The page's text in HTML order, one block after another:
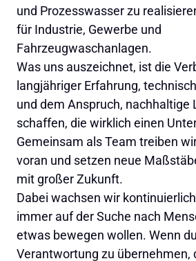
und Prozesswasser zu
für Industrie, Gewerbe und
Fahrzeugwaschanlagen.
Was uns auszeichnet, ist die
langjähriger Erfahrung,
und dem Anspruch, nachhaltige
schaffen, die wirklich einen
Gemeinsam als Team treiben
voran und setzen neue
mit großer Zukunft.
Dabei wachsen wir
immer auf der Suche nach
etwas bewegen wollen. Wenn
Verantwortung zu übernehmen,